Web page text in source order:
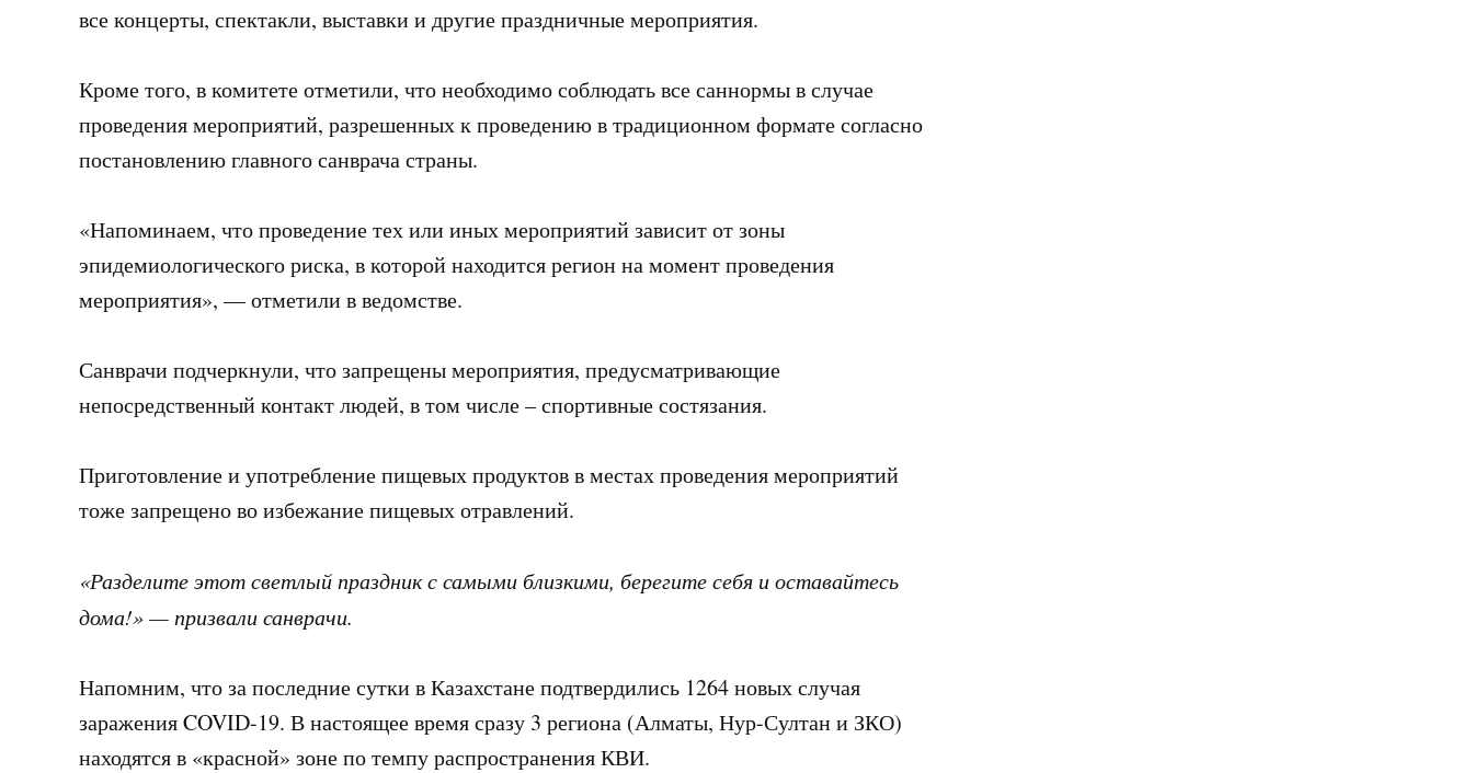
все концерты, спектакли, выставки и другие праздничные мероприятия.
Кроме того, в комитете отметили, что необходимо соблюдать все саннормы в случае
проведения мероприятий, разрешенных к проведению в традиционном формате согласно
постановлению главного санврача страны.
«Напоминаем, что проведение тех или иных мероприятий зависит от зоны
эпидемиологического риска, в которой находится регион на момент проведения
мероприятия», — отметили в ведомстве.
Санврачи подчеркнули, что запрещены мероприятия, предусматривающие
непосредственный контакт людей, в том числе – спортивные состязания.
Приготовление и употребление пищевых продуктов в местах проведения мероприятий
тоже запрещено во избежание пищевых отравлений.
«Разделите этот светлый праздник с самыми близкими, берегите себя и оставайтесь
дома!» — призвали санврачи.
Напомним, что за последние сутки в Казахстане подтвердились 1264 новых случая
заражения COVID-19. В настоящее время сразу 3 региона (Алматы, Нур-Султан и ЗКО)
находятся в «красной» зоне по темпу распространения КВИ.